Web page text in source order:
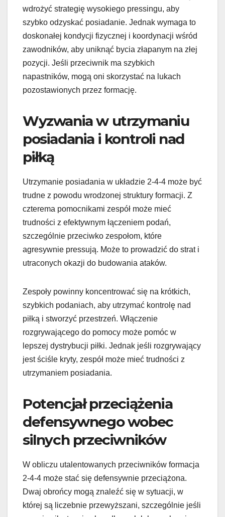
wdrożyć strategię wysokiego pressingu, aby
szybko odzyskać posiadanie. Jednak wymaga to
doskonałej kondycji fizycznej i koordynacji wśród
zawodników, aby uniknąć bycia złapanym na złej
pozycji. Jeśli przeciwnik ma szybkich
napastników, mogą oni skorzystać na lukach
pozostawionych przez formację.
Wyzwania w utrzymaniu
posiadania i kontroli nad
piłką
Utrzymanie posiadania w układzie 2-4-4 może być
trudne z powodu wrodzonej struktury formacji. Z
czterema pomocnikami zespół może mieć
trudności z efektywnym łączeniem podań,
szczególnie przeciwko zespołom, które
agresywnie pressują. Może to prowadzić do strat i
utraconych okazji do budowania ataków.
Zespoły powinny koncentrować się na krótkich,
szybkich podaniach, aby utrzymać kontrolę nad
piłką i stworzyć przestrzeń. Włączenie
rozgrywającego do pomocy może pomóc w
lepszej dystrybucji piłki. Jednak jeśli rozgrywający
jest ściśle kryty, zespół może mieć trudności z
utrzymaniem posiadania.
Potencjał przeciążenia
defensywnego wobec
silnych przeciwników
W obliczu utalentowanych przeciwników formacja
2-4-4 może stać się defensywnie przeciążona.
Dwaj obrońcy mogą znaleźć się w sytuacji, w
której są liczebnie przewyższani, szczególnie jeśli